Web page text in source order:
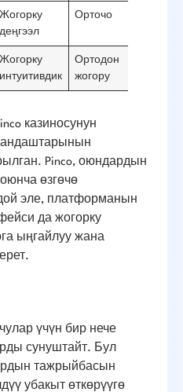
Жогорку
деңгээл
Орточо
Жогорку
интуитивдик
Ортодон
жогору
казиносунун
Pinco, оюндардын
өзгөчө
эле, платформанын
да жогорку
ыңгайлуу жана
үчүн бир нече
сунуштайт. Бул
тажрыйбасын
убакыт өткөрүүгө